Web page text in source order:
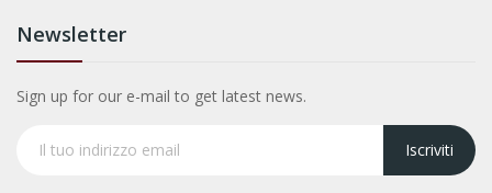
Newsletter
Sign up for our e-mail to get latest news.
Iscriviti